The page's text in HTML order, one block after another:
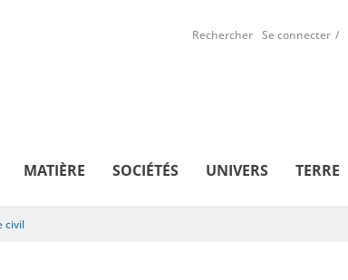
Rechercher Se connecter
MATIÈRE SOCIÉTÉS UNIVERS TERRE
civil